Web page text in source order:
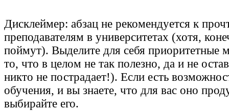
Дисклеймер: абзац не рекомендуется к
преподавателям в университетах (хотя,
поймут). Выделите для себя приоритетные
то, что в целом не так полезно, да и не
никто не пострадает!). Если есть
обучения, и вы знаете, что для вас оно
выбирайте его.